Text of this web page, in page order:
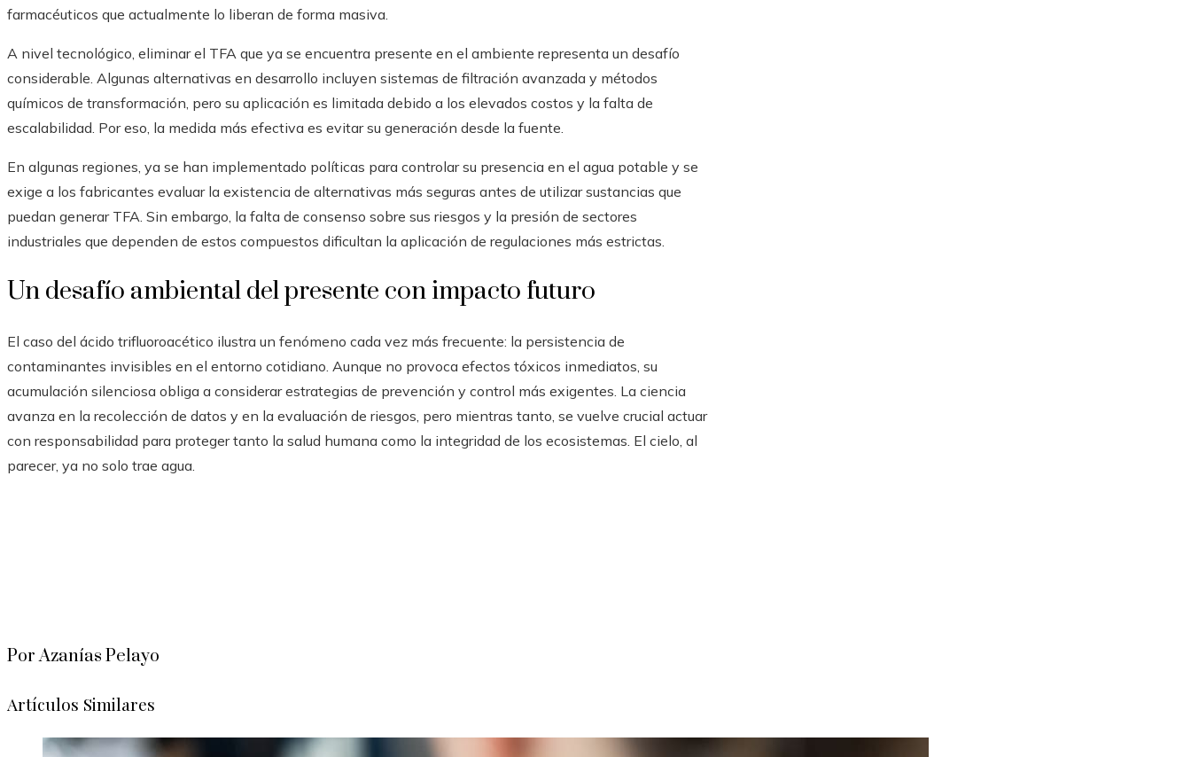
farmacéuticos que actualmente lo liberan de forma masiva.
A nivel tecnológico, eliminar el TFA que ya se encuentra presente en el ambiente representa un desafío
considerable. Algunas alternativas en desarrollo incluyen sistemas de filtración avanzada y métodos
químicos de transformación, pero su aplicación es limitada debido a los elevados costos y la falta de
escalabilidad. Por eso, la medida más efectiva es evitar su generación desde la fuente.
En algunas regiones, ya se han implementado políticas para controlar su presencia en el agua potable y se
exige a los fabricantes evaluar la existencia de alternativas más seguras antes de utilizar sustancias que
puedan generar TFA. Sin embargo, la falta de consenso sobre sus riesgos y la presión de sectores
industriales que dependen de estos compuestos dificultan la aplicación de regulaciones más estrictas.
Un desafío ambiental del presente con impacto futuro
El caso del ácido trifluoroacético ilustra un fenómeno cada vez más frecuente: la persistencia de
contaminantes invisibles en el entorno cotidiano. Aunque no provoca efectos tóxicos inmediatos, su
acumulación silenciosa obliga a considerar estrategias de prevención y control más exigentes. La ciencia
avanza en la recolección de datos y en la evaluación de riesgos, pero mientras tanto, se vuelve crucial actuar
con responsabilidad para proteger tanto la salud humana como la integridad de los ecosistemas. El cielo, al
parecer, ya no solo trae agua.
Por Azanías Pelayo
Artículos Similares